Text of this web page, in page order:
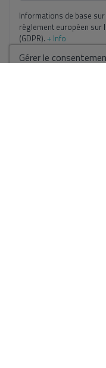
Informations de base
règlement européen sur
(GDPR). + Info
J'ai lu et j'accepte les
Gérer le